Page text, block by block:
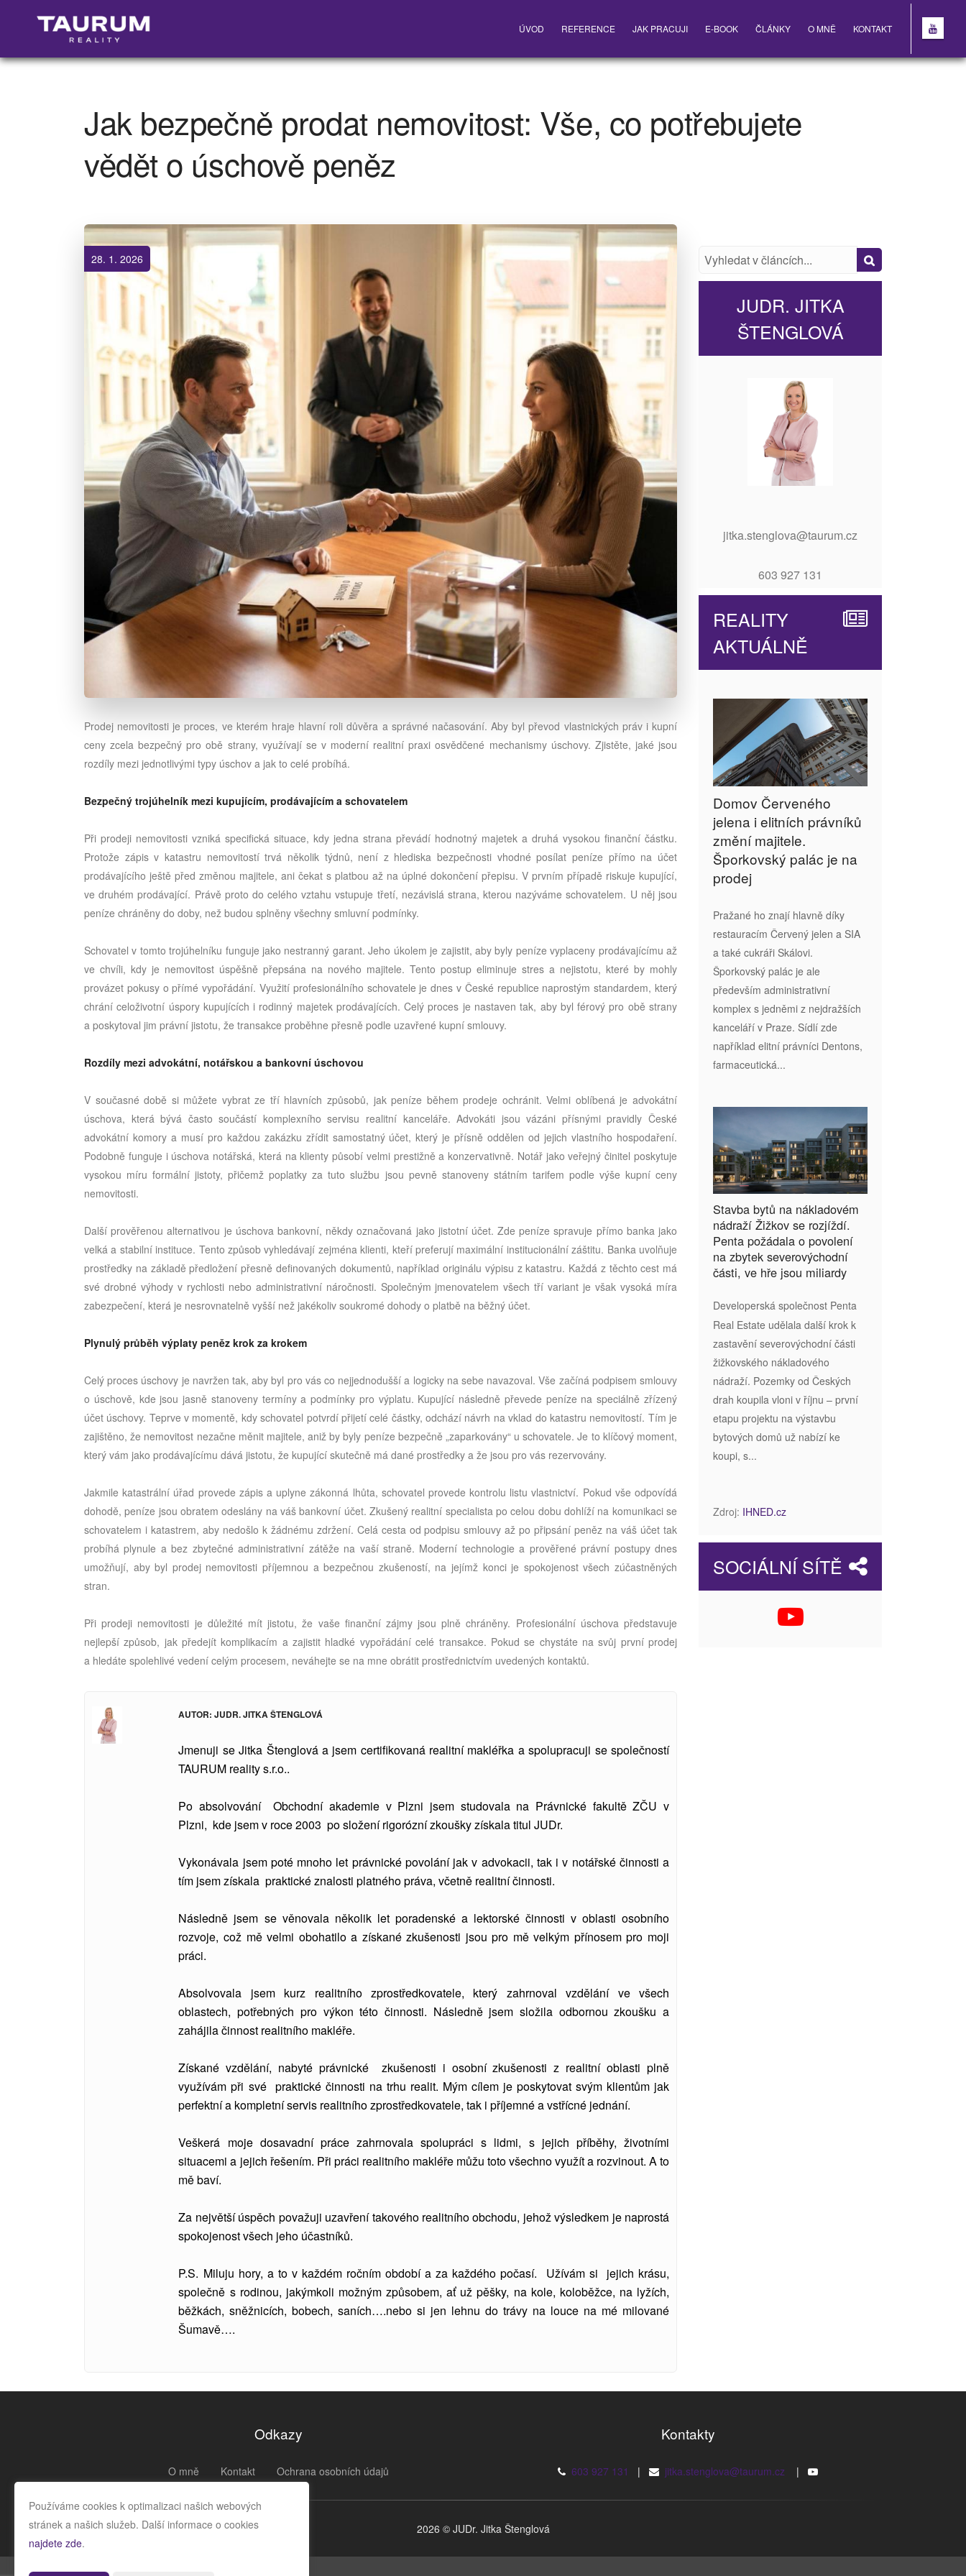
ÚVOD REFERENCE JAK PRACUJI E-BOOK ČLÁNKY O MNĚ KONTAKT
Jak bezpečně prodat nemovitost: Vše, co potřebujete
vědět o úschově peněz
28. 1. 2026
Prodej nemovitosti je proces, ve kterém hraje hlavní roli důvěra a správné načasování. Aby byl převod vlastnických práv i kupní
ceny zcela bezpečný pro obě strany, využívají se v moderní realitní praxi osvědčené mechanismy úschovy. Zjistěte, jaké jsou
rozdíly mezi jednotlivými typy úschov a jak to celé probíhá.
Bezpečný trojúhelník mezi kupujícím, prodávajícím a schovatelem
Při prodeji nemovitosti vzniká specifická situace, kdy jedna strana převádí hodnotný majetek a druhá vysokou finanční částku.
Protože zápis v katastru nemovitostí trvá několik týdnů, není z hlediska bezpečnosti vhodné posílat peníze přímo na účet
prodávajícího ještě před změnou majitele, ani čekat s platbou až na úplné dokončení přepisu. V prvním případě riskuje kupující,
ve druhém prodávající. Právě proto do celého vztahu vstupuje třetí, nezávislá strana, kterou nazýváme schovatelem. U něj jsou
peníze chráněny do doby, než budou splněny všechny smluvní podmínky.
Schovatel v tomto trojúhelníku funguje jako nestranný garant. Jeho úkolem je zajistit, aby byly peníze vyplaceny prodávajícímu až
ve chvíli, kdy je nemovitost úspěšně přepsána na nového majitele. Tento postup eliminuje stres a nejistotu, které by mohly
provázet pokusy o přímé vypořádání. Využití profesionálního schovatele je dnes v České republice naprostým standardem, který
chrání celoživotní úspory kupujících i rodinný majetek prodávajících. Celý proces je nastaven tak, aby byl férový pro obě strany
a poskytoval jim právní jistotu, že transakce proběhne přesně podle uzavřené kupní smlouvy.
Rozdíly mezi advokátní, notářskou a bankovní úschovou
V současné době si můžete vybrat ze tří hlavních způsobů, jak peníze během prodeje ochránit. Velmi oblíbená je advokátní
úschova, která bývá často součástí komplexního servisu realitní kanceláře. Advokáti jsou vázáni přísnými pravidly České
advokátní komory a musí pro každou zakázku zřídit samostatný účet, který je přísně oddělen od jejich vlastního hospodaření.
Podobně funguje i úschova notářská, která na klienty působí velmi prestižně a konzervativně. Notář jako veřejný činitel poskytuje
vysokou míru formální jistoty, přičemž poplatky za tuto službu jsou pevně stanoveny státním tarifem podle výše kupní ceny
nemovitosti.
Další prověřenou alternativou je úschova bankovní, někdy označovaná jako jistotní účet. Zde peníze spravuje přímo banka jako
velká a stabilní instituce. Tento způsob vyhledávají zejména klienti, kteří preferují maximální institucionální záštitu. Banka uvolňuje
prostředky na základě předložení přesně definovaných dokumentů, například originálu výpisu z katastru. Každá z těchto cest má
své drobné výhody v rychlosti nebo administrativní náročnosti. Společným jmenovatelem všech tří variant je však vysoká míra
zabezpečení, která je nesrovnatelně vyšší než jakékoliv soukromé dohody o platbě na běžný účet.
Plynulý průběh výplaty peněz krok za krokem
Celý proces úschovy je navržen tak, aby byl pro vás co nejjednodušší a logicky na sebe navazoval. Vše začíná podpisem smlouvy
o úschově, kde jsou jasně stanoveny termíny a podmínky pro výplatu. Kupující následně převede peníze na speciálně zřízený
účet úschovy. Teprve v momentě, kdy schovatel potvrdí přijetí celé částky, odchází návrh na vklad do katastru nemovitostí. Tím je
zajištěno, že nemovitost nezačne měnit majitele, aniž by byly peníze bezpečně „zaparkovány“ u schovatele. Je to klíčový moment,
který vám jako prodávajícímu dává jistotu, že kupující skutečně má dané prostředky a že jsou pro vás rezervovány.
Jakmile katastrální úřad provede zápis a uplyne zákonná lhůta, schovatel provede kontrolu listu vlastnictví. Pokud vše odpovídá
dohodě, peníze jsou obratem odeslány na váš bankovní účet. Zkušený realitní specialista po celou dobu dohlíží na komunikaci se
schovatelem i katastrem, aby nedošlo k žádnému zdržení. Celá cesta od podpisu smlouvy až po připsání peněz na váš účet tak
probíhá plynule a bez zbytečné administrativní zátěže na vaší straně. Moderní technologie a prověřené právní postupy dnes
umožňují, aby byl prodej nemovitosti příjemnou a bezpečnou zkušeností, na jejímž konci je spokojenost všech zúčastněných
stran.
Při prodeji nemovitosti je důležité mít jistotu, že vaše finanční zájmy jsou plně chráněny. Profesionální úschova představuje
nejlepší způsob, jak předejít komplikacím a zajistit hladké vypořádání celé transakce. Pokud se chystáte na svůj první prodej
a hledáte spolehlivé vedení celým procesem, neváhejte se na mne obrátit prostřednictvím uvedených kontaktů.
AUTOR: JUDR. JITKA ŠTENGLOVÁ
Jmenuji se Jitka Štenglová a jsem certifikovaná realitní makléřka a spolupracuji se společností
TAURUM reality s.r.o..
Po absolvování Obchodní akademie v Plzni jsem studovala na Právnické fakultě ZČU v
Plzni, kde jsem v roce 2003 po složení rigorózní zkoušky získala titul JUDr.
Vykonávala jsem poté mnoho let právnické povolání jak v advokacii, tak i v notářské činnosti a
tím jsem získala praktické znalosti platného práva, včetně realitní činnosti.
Následně jsem se věnovala několik let poradenské a lektorské činnosti v oblasti osobního
rozvoje, což mě velmi obohatilo a získané zkušenosti jsou pro mě velkým přínosem pro moji
práci.
Absolvovala jsem kurz realitního zprostředkovatele, který zahrnoval vzdělání ve všech
oblastech, potřebných pro výkon této činnosti. Následně jsem složila odbornou zkoušku a
zahájila činnost realitního makléře.
Získané vzdělání, nabyté právnické zkušenosti i osobní zkušenosti z realitní oblasti plně
využívám při své praktické činnosti na trhu realit. Mým cílem je poskytovat svým klientům jak
perfektní a kompletní servis realitního zprostředkovatele, tak i příjemné a vstřícné jednání.
Veškerá moje dosavadní práce zahrnovala spolupráci s lidmi, s jejich příběhy, životními
situacemi a jejich řešením. Při práci realitního makléře můžu toto všechno využít a rozvinout. A to
mě baví.
Za největší úspěch považuji uzavření takového realitního obchodu, jehož výsledkem je naprostá
spokojenost všech jeho účastníků.
P.S. Miluju hory, a to v každém ročním období a za každého počasí. Užívám si jejich krásu,
společně s rodinou, jakýmkoli možným způsobem, ať už pěšky, na kole, koloběžce, na lyžích,
běžkách, sněžnicích, bobech, saních….nebo si jen lehnu do trávy na louce na mé milované
Šumavě….
JUDR. JITKA
ŠTENGLOVÁ
jitka.stenglova@taurum.cz
603 927 131
REALITY
AKTUÁLNĚ
Domov Červeného
jelena i elitních právníků
změní majitele.
Šporkovský palác je na
prodej
Pražané ho znají hlavně díky
restauracím Červený jelen a SIA
a také cukráři Skálovi.
Šporkovský palác je ale
především administrativní
komplex s jedněmi z nejdražších
kanceláří v Praze. Sídlí zde
například elitní právníci Dentons,
farmaceutická...
Stavba bytů na nákladovém
nádraží Žižkov se rozjíždí.
Penta požádala o povolení
na zbytek severovýchodní
části, ve hře jsou miliardy
Developerská společnost Penta
Real Estate udělala další krok k
zastavění severovýchodní části
žižkovského nákladového
nádraží. Pozemky od Českých
drah koupila vloni v říjnu – první
etapu projektu na výstavbu
bytových domů už nabízí ke
koupi, s...
Zdroj: IHNED.cz
SOCIÁLNÍ SÍTĚ
Odkazy
O mně Kontakt Ochrana osobních údajů
Kontakty
603 927 131 | jitka.stenglova@taurum.cz |
2026 © JUDr. Jitka Štenglová
Používáme cookies k optimalizaci našich webových
stránek a našich služeb. Další informace o cookies
najdete zde.